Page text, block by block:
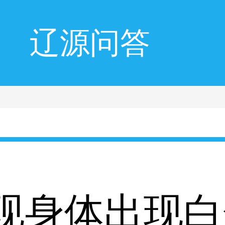
辽源问答
身体出现